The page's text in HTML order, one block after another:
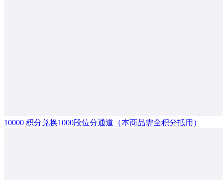
10000 积分兑换1000段位分通道（本商品需全积分抵用）